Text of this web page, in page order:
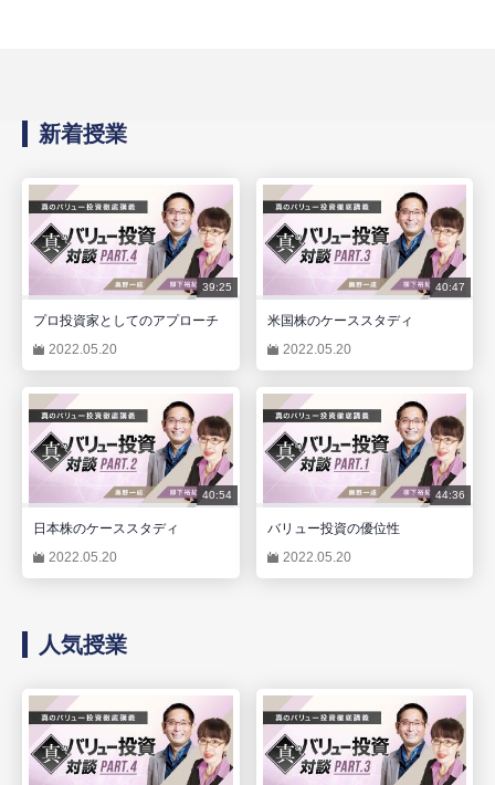
新着授業
39:25
プロ投資家としてのアプローチ
2022.05.20
40:47
米国株のケーススタディ
2022.05.20
40:54
日本株のケーススタディ
2022.05.20
44:36
バリュー投資の優位性
2022.05.20
人気授業